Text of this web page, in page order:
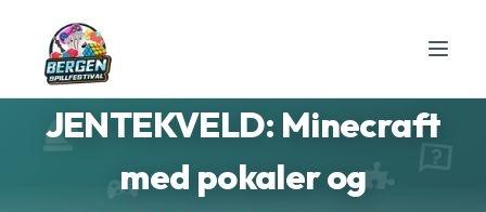
JENTEKVELD: Minecraft
med pokaler og